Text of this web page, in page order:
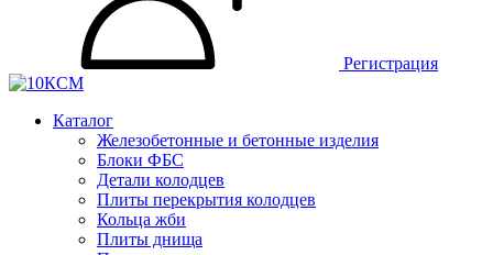
Регистрация
Каталог
Железобетонные и бетонные изделия
Блоки ФБС
Детали колодцев
Плиты перекрытия колодцев
Кольца жби
Плиты днища